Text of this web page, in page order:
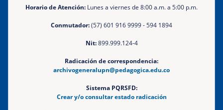
Horario de Atención: Lunes a viernes de 8:00 a.m. a 5:00 p.m.
Conmutador:(57) 601 916 9999 - 594 1894
Nit:899.999.124-4
Radicación de correspondencia:
archivogeneralupn@pedagogica.edu.co
Sistema PQRSFD:
Crear y/o consultar estado radicación